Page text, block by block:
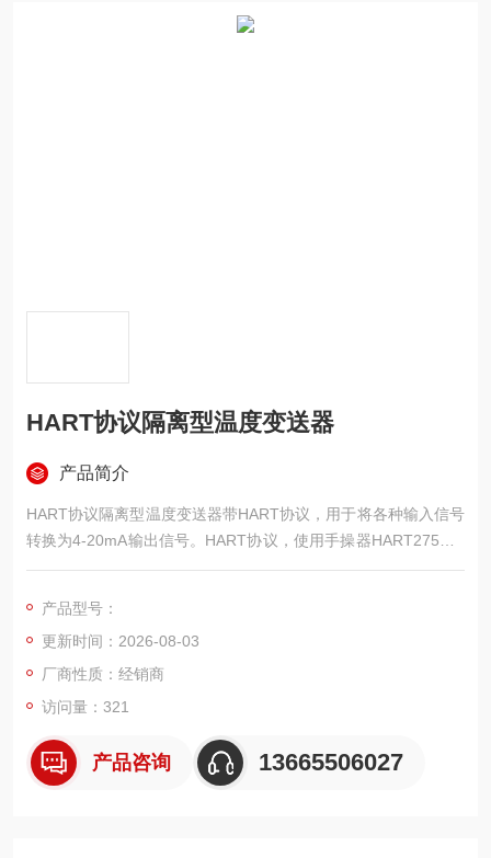
HART协议隔离型温度变送器
产品简介
HART协议隔离型温度变送器带HART协议，用于将各种输入信号
转换为4-20mA输出信号。HART协议，使用手操器HART275或P
C进行组态。
产品型号：
更新时间：2026-08-03
厂商性质：经销商
访问量：321
产品咨询 13665506027